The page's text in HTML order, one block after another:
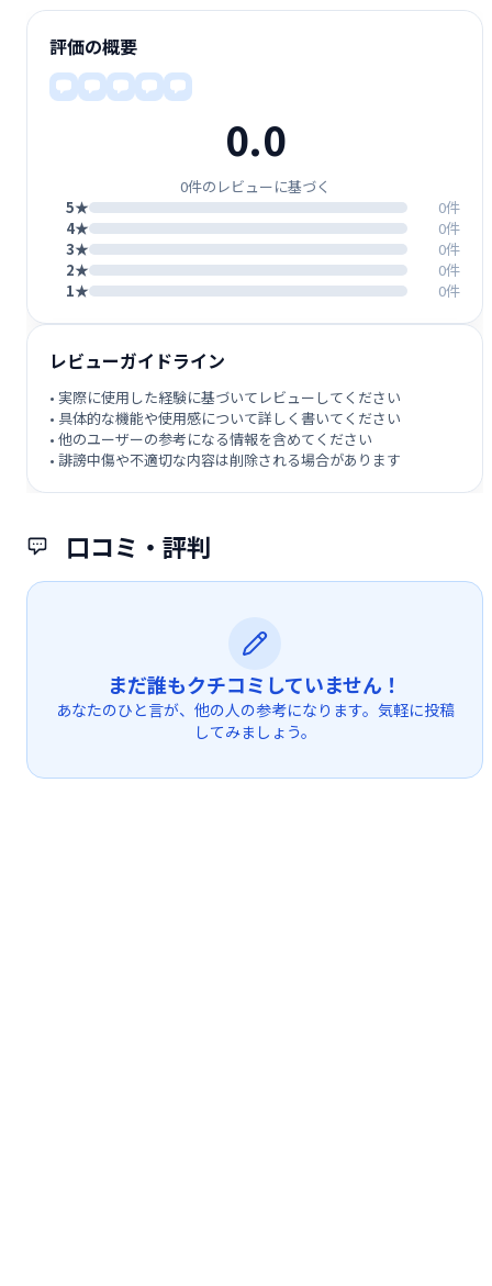
口コミ・評判
まだ誰もクチコミしていません！
あなたのひと言が、他の人の参考になります。気軽に投稿
してみましょう。
評価の概要
0.0
0件のレビューに基づく
5★
0件
4★
0件
3★
0件
2★
0件
1★
0件
レビューガイドライン
• 実際に使用した経験に基づいてレビューしてください
• 具体的な機能や使用感について詳しく書いてください
• 他のユーザーの参考になる情報を含めてください
• 誹謗中傷や不適切な内容は削除される場合があります